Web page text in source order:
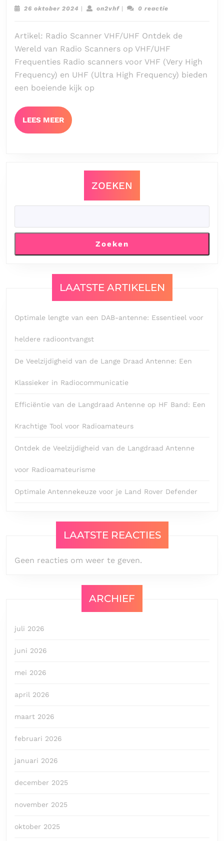
26 oktober 2024 26
| on2vhfon2vhf
| 0 reactie
Artikel: Radio Scanner VHF/UHF Ontdek de
Wereld van Radio Scanners op VHF/UHF
Frequenties Radio scanners voor VHF (Very High
Frequency) en UHF (Ultra High Frequency) bieden
een boeiende kijk op
LEES MEERLEES
MEER
ZOEKEN
Zoeken
LAATSTE ARTIKELEN
Optimale lengte van een DAB-antenne: Essentieel voor
heldere radioontvangst
De Veelzijdigheid van de Lange Draad Antenne: Een
Klassieker in Radiocommunicatie
Efficiëntie van de Langdraad Antenne op HF Band: Een
Krachtige Tool voor Radioamateurs
Ontdek de Veelzijdigheid van de Langdraad Antenne
voor Radioamateurisme
Optimale Antennekeuze voor je Land Rover Defender
LAATSTE REACTIES
Geen reacties om weer te geven.
ARCHIEF
juli 2026
juni 2026
mei 2026
april 2026
maart 2026
februari 2026
januari 2026
december 2025
november 2025
oktober 2025